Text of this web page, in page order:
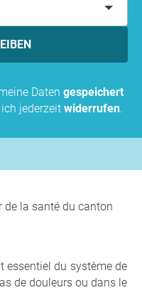
Daten gespeichert
jederzeit widerrufen.
de la santé du canton
essentiel du système de
de douleurs ou dans le